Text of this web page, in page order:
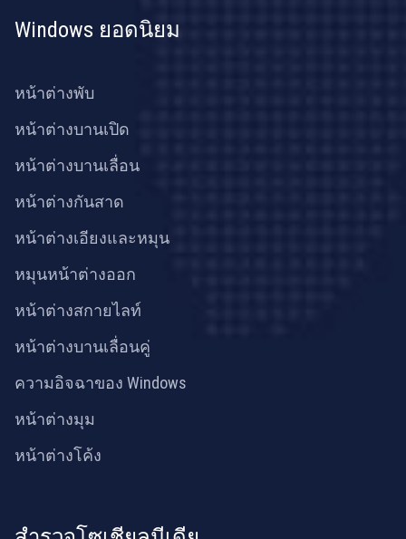
Windows ยอดนิยม
หน้าต่างพับ
หน้าต่างบานเปิด
หน้าต่างบานเลื่อน
หน้าต่างกันสาด
หน้าต่างเอียงและหมุน
หมุนหน้าต่างออก
หน้าต่างสกายไลท์
หน้าต่างบานเลื่อนคู่
ความอิจฉาของ Windows
หน้าต่างมุม
หน้าต่างโค้ง